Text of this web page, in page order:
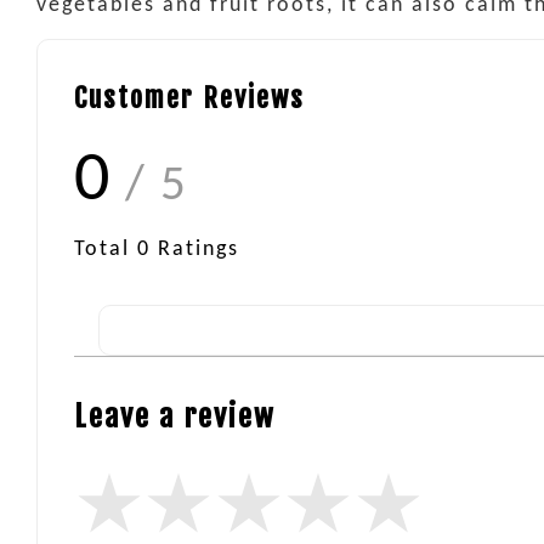
vegetables and fruit roots, it can also calm
Customer Reviews
0 / 5
Total 0 Ratings
Leave a review